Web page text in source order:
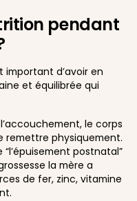
pendant
important d’avoir en
et équilibrée qui
le corps
remettre physiquement.
postnatal”
la mère a
de fer, zinc, vitamine